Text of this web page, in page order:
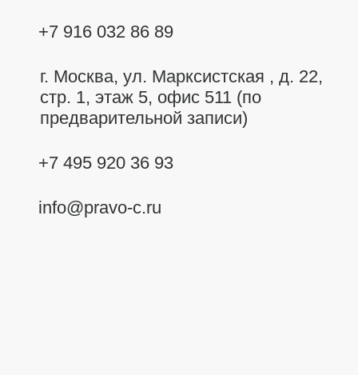
+7 916 032 86 89
г. Москва, ул. Марксистская , д. 22,
стр. 1, этаж 5, офис 511 (по
предварительной записи)
+7 495 920 36 93
info@pravo-c.ru